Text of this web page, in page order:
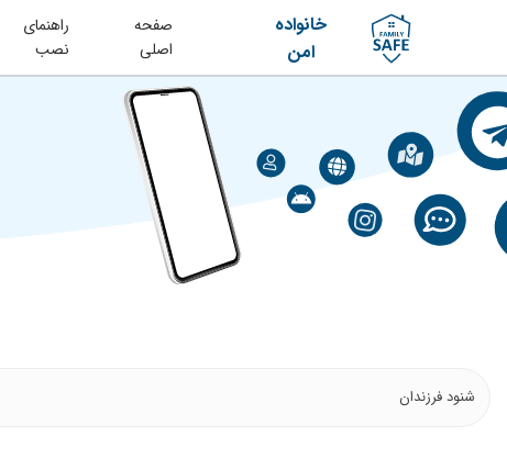
خانواده
امن
صفحه
اصلی
راهنمای
نصب
شنود فرزندان